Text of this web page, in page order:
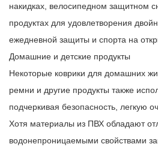
накидках, велосипедном защитном
продуктах для удовлетворения
ежедневной защиты и спорта на
Домашние и детские продукты
Некоторые коврики для домашних
ремни и другие продукты также
подчеркивая безопасность, легкую
Хотя материалы из ПВХ обладают
водонепроницаемыми свойствами